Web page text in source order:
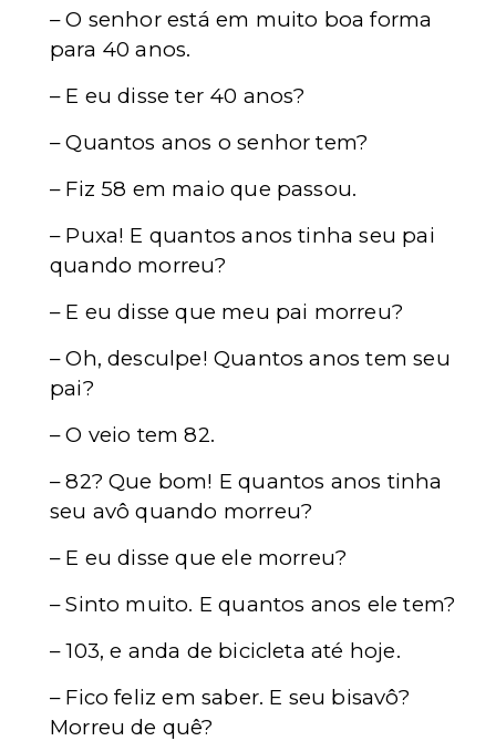
– O senhor está em muito boa forma
para 40 anos.
– E eu disse ter 40 anos?
– Quantos anos o senhor tem?
– Fiz 58 em maio que passou.
– Puxa! E quantos anos tinha seu pai
quando morreu?
– E eu disse que meu pai morreu?
– Oh, desculpe! Quantos anos tem seu
pai?
– O veio tem 82.
– 82? Que bom! E quantos anos tinha
seu avô quando morreu?
– E eu disse que ele morreu?
– Sinto muito. E quantos anos ele tem?
– 103, e anda de bicicleta até hoje.
– Fico feliz em saber. E seu bisavô?
Morreu de quê?